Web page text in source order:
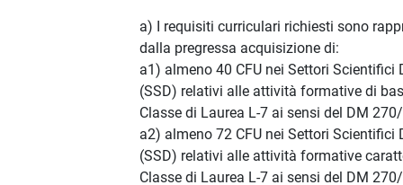
a) I requisiti curriculari richiesti sono
dalla pregressa acquisizione di:
a1) almeno 40 CFU nei Settori Scientifici
(SSD) relativi alle attività formative di
Classe di Laurea L-7 ai sensi del DM
a2) almeno 72 CFU nei Settori Scientifici
(SSD) relativi alle attività formative
Classe di Laurea L-7 ai sensi del DM